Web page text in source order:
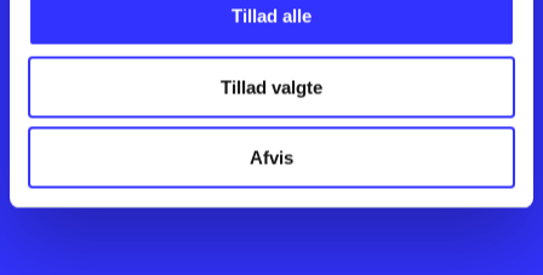
Tillad alle
Tillad valgte
Afvis Feedback
Kontakt os
English
Artikler
Film
Musik
Noder